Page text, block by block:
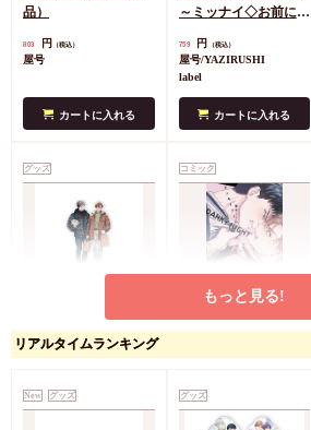
品）
803 円 （税込）
屋号
カートに入れる
～ミッナイ◇お前に
759 円 （税込）
屋号/YAZIRUSHI
label
カートに入れる
グッズ
アクリルスタンド
「iHZ［アイハーツ］
ア」10/「ダンキーナ
イト」屋号先生(描き
屋号
コミック
ダンキーナイト【有償
ナイト』12P小冊子
円（税込）
もっと見る!
リアルタイムランキング
New グッズ グッズ